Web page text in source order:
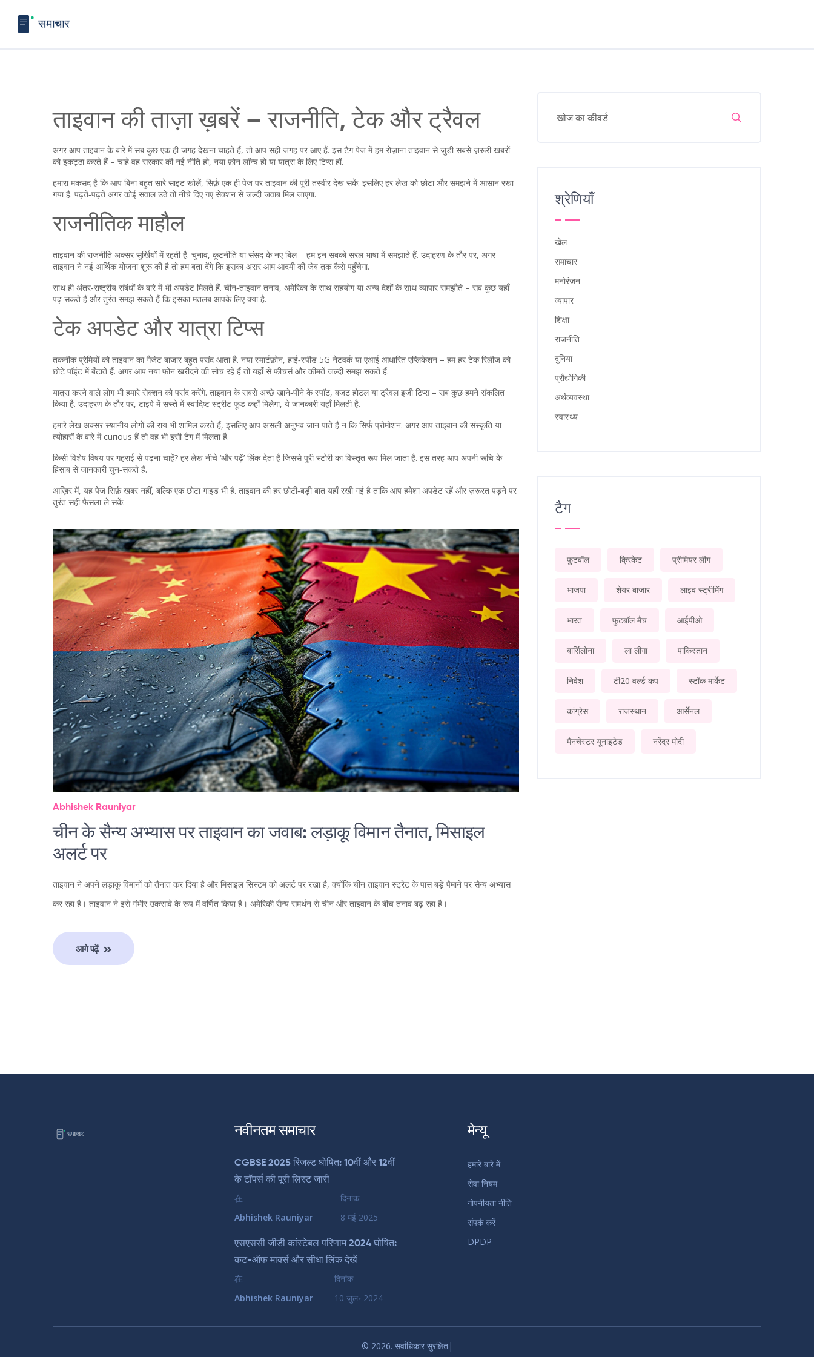
ताइवान की ताज़ा ख़बरें – राजनीति, टेक और ट्रैवल
अगर आप ताइवान के बारे में सब कुछ एक ही जगह देखना चाहते हैं, तो आप सही जगह पर आए हैं. इस टैग पेज में हम रोज़ाना ताइवान से जुड़ी सबसे ज़रूरी खबरों
को इकट्ठा करते हैं – चाहे वह सरकार की नई नीति हो, नया फ़ोन लॉन्च हो या यात्रा के लिए टिप्स हों.
हमारा मकसद है कि आप बिना बहुत सारे साइट खोलें, सिर्फ़ एक ही पेज पर ताइवान की पूरी तस्वीर देख सकें. इसलिए हर लेख को छोटा और समझने में आसान रखा
गया है. पढ़ते‑पढ़ते अगर कोई सवाल उठे तो नीचे दिए गए सेक्शन से जल्दी जवाब मिल जाएगा.
राजनीतिक माहौल
ताइवान की राजनीति अक्सर सुर्खियों में रहती है. चुनाव, कूटनीति या संसद के नए बिल – हम इन सबको सरल भाषा में समझाते हैं. उदाहरण के तौर पर, अगर
ताइवान ने नई आर्थिक योजना शुरू की है तो हम बता देंगे कि इसका असर आम आदमी की जेब तक कैसे पहुँचेगा.
साथ ही अंतर‑राष्ट्रीय संबंधों के बारे में भी अपडेट मिलते हैं. चीन‑ताइवान तनाव, अमेरिका के साथ सहयोग या अन्य देशों के साथ व्यापार समझौते – सब कुछ यहाँ
पढ़ सकते हैं और तुरंत समझ सकते हैं कि इसका मतलब आपके लिए क्या है.
टेक अपडेट और यात्रा टिप्स
तकनीक प्रेमियों को ताइवान का गैजेट बाजार बहुत पसंद आता है. नया स्मार्टफ़ोन, हाई‑स्पीड 5G नेटवर्क या एआई आधारित एप्लिकेशन – हम हर टेक रिलीज़ को
छोटे पॉइंट में बँटाते हैं. अगर आप नया फ़ोन खरीदने की सोच रहे हैं तो यहाँ से फीचर्स और कीमतें जल्दी समझ सकते हैं.
यात्रा करने वाले लोग भी हमारे सेक्शन को पसंद करेंगे. ताइवान के सबसे अच्छे खाने‑पीने के स्पॉट, बजट होटल या ट्रैवल इज़ी टिप्स – सब कुछ हमने संकलित
किया है. उदाहरण के तौर पर, टाइपे में सस्ते में स्वादिष्ट स्ट्रीट फूड कहाँ मिलेगा, ये जानकारी यहाँ मिलती है.
हमारे लेख अक्सर स्थानीय लोगों की राय भी शामिल करते हैं, इसलिए आप असली अनुभव जान पाते हैं न कि सिर्फ़ प्रोमोशन. अगर आप ताइवान की संस्कृति या
त्योहारों के बारे में curious हैं तो वह भी इसी टैग में मिलता है.
किसी विशेष विषय पर गहराई से पढ़ना चाहें? हर लेख नीचे ‘और पढ़ें’ लिंक देता है जिससे पूरी स्टोरी का विस्तृत रूप मिल जाता है. इस तरह आप अपनी रूचि के
हिसाब से जानकारी चुन‑सकते हैं.
आख़िर में, यह पेज सिर्फ़ खबर नहीं, बल्कि एक छोटा गाइड भी है. ताइवान की हर छोटी‑बड़ी बात यहाँ रखी गई है ताकि आप हमेशा अपडेट रहें और ज़रूरत पड़ने पर
तुरंत सही फैसला ले सकें.
Abhishek Rauniyar
चीन के सैन्य अभ्यास पर ताइवान का जवाब: लड़ाकू विमान तैनात, मिसाइल
अलर्ट पर
ताइवान ने अपने लड़ाकू विमानों को तैनात कर दिया है और मिसाइल सिस्टम को अलर्ट पर रखा है, क्योंकि चीन ताइवान स्ट्रेट के पास बड़े पैमाने पर सैन्य अभ्यास
कर रहा है। ताइवान ने इसे गंभीर उकसावे के रूप में वर्णित किया है। अमेरिकी सैन्य समर्थन से चीन और ताइवान के बीच तनाव बढ़ रहा है।
आगे पढ़ें
श्रेणियाँ
खेल
समाचार
मनोरंजन
व्यापार
शिक्षा
राजनीति
दुनिया
प्रौद्योगिकी
अर्थव्यवस्था
स्वास्थ्य
टैग
फुटबॉल क्रिकेट प्रीमियर लीग
भाजपा शेयर बाजार लाइव स्ट्रीमिंग
भारत फुटबॉल मैच आईपीओ
बार्सिलोना ला लीगा पाकिस्तान
निवेश टी20 वर्ल्ड कप स्टॉक मार्केट
कांग्रेस राजस्थान आर्सेनल
मैनचेस्टर यूनाइटेड नरेंद्र मोदी
नवीनतम समाचार
CGBSE 2025 रिजल्ट घोषित: 10वीं और 12वीं
के टॉपर्स की पूरी लिस्ट जारी
在
Abhishek Rauniyar
दिनांक
8 मई 2025
एसएससी जीडी कांस्टेबल परिणाम 2024 घोषित:
कट-ऑफ मार्क्स और सीधा लिंक देखें
在
Abhishek Rauniyar
दिनांक
10 जुल॰ 2024
मेन्यू
हमारे बारे में
सेवा नियम
गोपनीयता नीति
संपर्क करें
DPDP
© 2026. सर्वाधिकार सुरक्षित|